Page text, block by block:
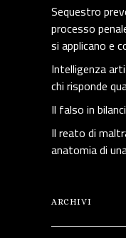
Sequestro
processo
si applicano e
Intelligenza
chi risponde
Il falso in
Il reato di
anatomia di
ARCHIVI